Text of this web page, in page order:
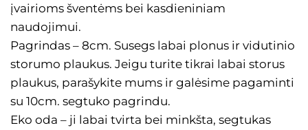
įvairioms šventėms bei kasdieniniam
naudojimui.
Pagrindas – 8cm. Susegs labai plonus ir vidutinio
storumo plaukus. Jeigu turite tikrai labai storus
plaukus, parašykite mums ir galėsime pagaminti
su 10cm. segtuko pagrindu.
Eko oda – ji labai tvirta bei minkšta, segtukas